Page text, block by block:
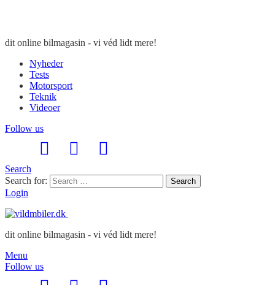
dit online bilmagasin - vi véd lidt mere!
Nyheder
Tests
Motorsport
Teknik
Videoer
Follow us
Search
Search for:
Search
Login
dit online bilmagasin - vi véd lidt mere!
Menu
Follow us